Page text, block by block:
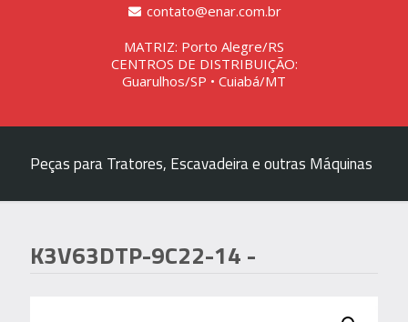
contato@enar.com.br
MATRIZ: Porto Alegre/RS
CENTROS DE DISTRIBUIÇÃO:
Guarulhos/SP • Cuiabá/MT
Peças para Tratores, Escavadeira e outras Máquinas
K3V63DTP-9C22-14 -